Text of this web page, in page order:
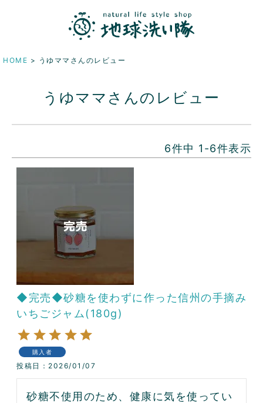
HOME うゆママさんのレビュー
うゆママさんのレビュー
6件中 1 -6件表示
◆完売◆砂糖を使わずに作った信州の手摘み
いちごジャム(180g)
購入者
投稿日 2026/01/07
砂糖不使用のため、健康に気を使ってい